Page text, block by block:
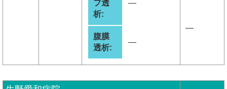
フ透
析:
―
腹膜
透析:
―
―